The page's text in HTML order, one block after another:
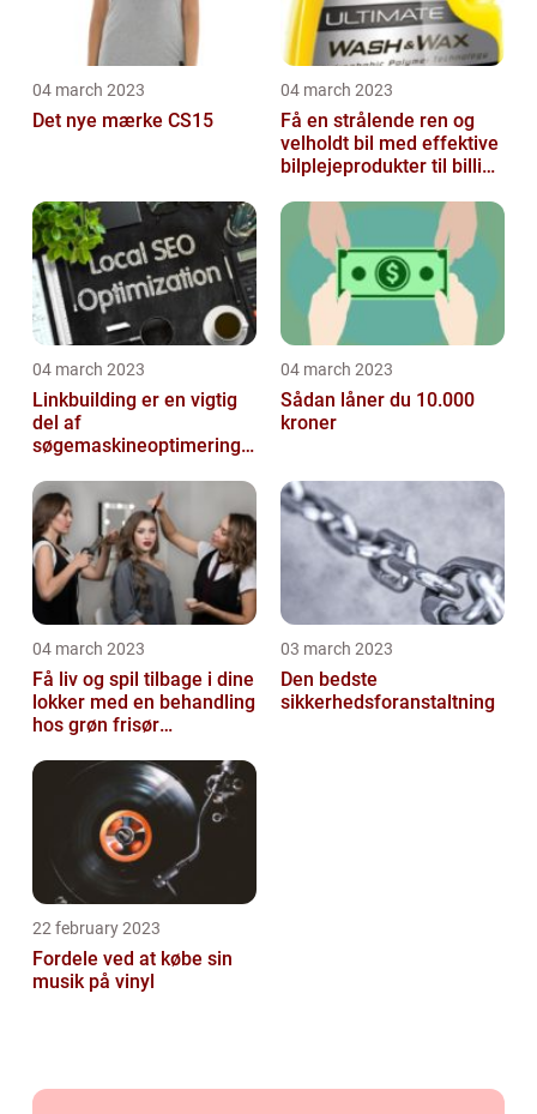
04 march 2023
Det nye mærke CS15
04 march 2023
Få en strålende ren og
velholdt bil med effektive
bilplejeprodukter til billige
04 march 2023
Linkbuilding er en vigtig
del af
søgemaskineoptimeringe
04 march 2023
Sådan låner du 10.000
kroner
04 march 2023
Få liv og spil tilbage i dine
lokker med en behandling
hos grøn frisør
03 march 2023
Den bedste
sikkerhedsforanstaltning
22 february 2023
Fordele ved at købe sin
musik på vinyl